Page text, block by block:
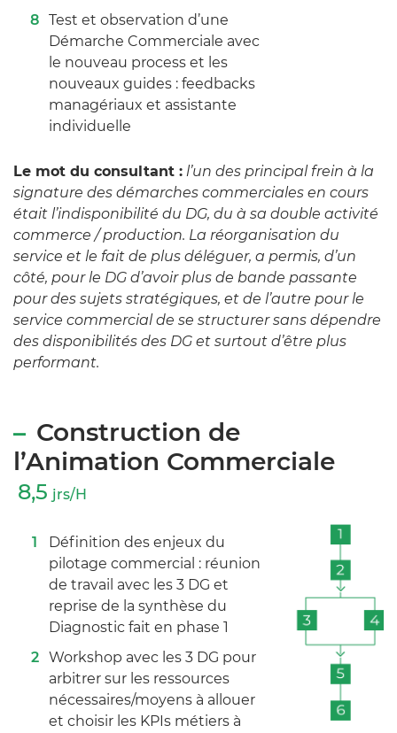
Test et observation d’une
Démarche Commerciale avec
le nouveau process et les
nouveaux guides : feedbacks
managériaux et assistante
individuelle
Le mot du consultant : l’un des principal frein à la
signature des démarches commerciales en cours
était l’indisponibilité du DG, du à sa double activité
commerce / production. La réorganisation du
service et le fait de plus déléguer, a permis, d’un
côté, pour le DG d’avoir plus de bande passante
pour des sujets stratégiques, et de l’autre pour le
service commercial de se structurer sans dépendre
des disponibilités des DG et surtout d’être plus
performant.
Construction de
l’Animation Commerciale
8,5 jrs/H
Définition des enjeux du
pilotage commercial : réunion
de travail avec les 3 DG et
reprise de la synthèse du
Diagnostic fait en phase 1
Workshop avec les 3 DG pour
arbitrer sur les ressources
nécessaires/moyens à allouer
et choisir les KPIs métiers à